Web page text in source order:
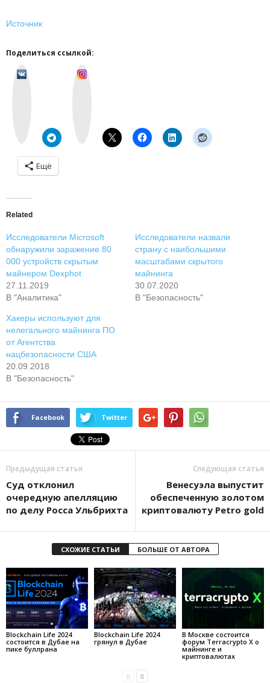
Источник
Поделиться ссылкой:
Ещё
Related
Исследователи Microsoft
обнаружили заражение 80
000 устройств скрытым
майнером Dexphot
27.11.2019
В "Аналитика"
Исследователи назвали
страну с наибольшими
масштабами скрытого
майнинга
30.07.2020
В "Безопасность"
Хакеры используют для
нелегального майнинга ПО
от Агентства
нацбезопасности США
20.09.2018
В "Безопасность"
Facebook Twitter
Предыдущая статья
Суд отклонил
очередную апелляцию
по делу Росса Ульбрихта
Следующая статья
Венесуэла выпустит
обеспеченную золотом
криптовалюту Petro gold
СХОЖИЕ СТАТЬИ БОЛЬШЕ ОТ АВТОРА
Blockchain Life 2024
состоится в Дубае на
пике буллрана
Blockchain Life 2024
грянул в Дубае
В Москве состоится
форум Terracrypto X о
майнинге и
криптовалютах